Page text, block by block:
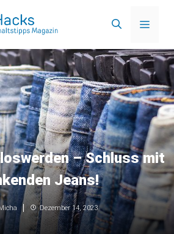
Menü
– Schluss mit
Jeans!
Dezember 14, 2023